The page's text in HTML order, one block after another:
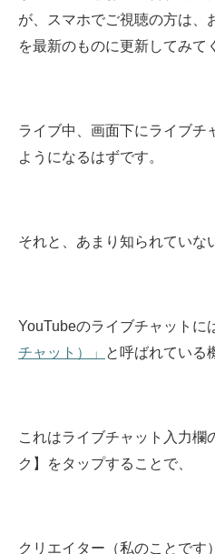
が、スマホでご視聴の方は、
を最新のものに更新してみて
ライブ中、画面下にライブチ
ようになるはずです。
それと、あまり知られていな
YouTubeのライブチャットに
チャット）」
と呼ばれている
これはライブチャット入力欄
ク】をタップすることで、
クリエイター（私のことです